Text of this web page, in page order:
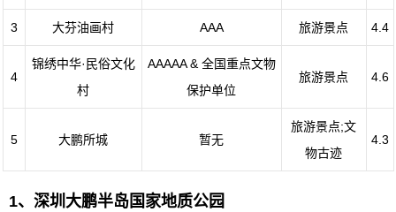
3 大芬油画村 AAA 旅游景点 4.4
4
锦绣中华·民俗文化
村
AAAAA & 全国重点文物
保护单位
旅游景点 4.6
5 大鹏所城 暂无
旅游景点;文
物古迹
4.3
1、深圳大鹏半岛国家地质公园